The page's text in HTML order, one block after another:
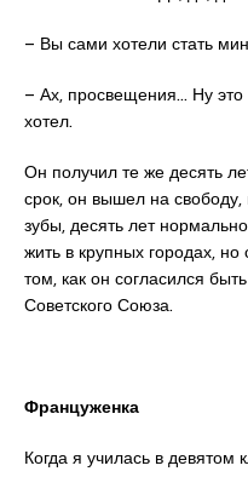
– Вы сами хотели стать
– Ах, просвещения… Ну
хотел.
Он получил те же десять
срок, он вышел на свободу,
зубы, десять лет
жить в крупных городах,
том, как он согласился
Советского Союза.
Француженка
Когда я училась в девятом